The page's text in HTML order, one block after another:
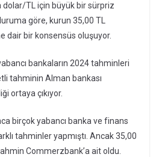
dolar/TL için büyük bir sürpriz
göre, kurun 35,00 TL
dair bir konsensüs oluşuyor.
bankaların 2024 tahminleri
tahminin Alman bankası
ortaya çıkıyor.
birçok yabancı banka ve finans
tahminler yapmıştı. Ancak 35,00
Commerzbank’a ait oldu.